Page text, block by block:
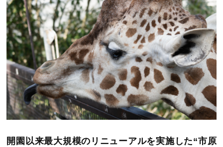
開園以来最大規模のリニューアルを実施した“市原